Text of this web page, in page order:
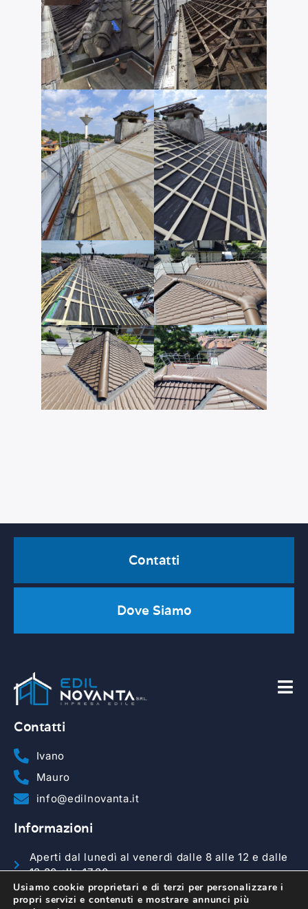
Contatti
Dove Siamo
Contatti
Ivano
Mauro
info@edilnovanta.it
Informazioni
Aperti dal lunedì al venerdì dalle 8 alle 12 e dalle
13.30 alle 17.30.
P.Iva:00971990965
Privacy policy
Usiamo cookie proprietari e di terzi per personalizzare i
propri servizi e contenuti e mostrare annunci più